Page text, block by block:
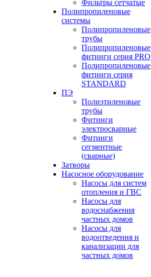
Фильтры сетчатые
Полипропиленовые
системы
Полипропиленовые
трубы
Полипропиленовые
фитинги серия PRO
Полипропиленовые
фитинги серия
STANDARD
ПЭ
Полиэтиленовые
трубы
Фитинги
электросварные
Фитинги
сегментные
(сварные)
Затворы
Насосное оборудование
Насосы для систем
отопления и ГВС
Насосы для
водоснабжения
частных домов
Насосы для
водоотведения и
канализации для
частных домов